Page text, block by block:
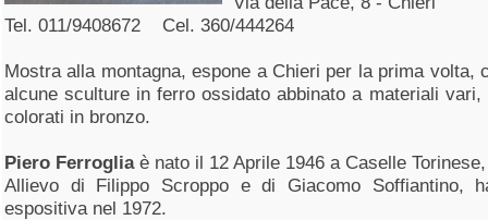
Tel. 011/9408672 Cel. 360/444264
Mostra alla montagna, espone a Chieri per la prima volta,
alcune sculture in ferro ossidato abbinato a materiali
colorati in bronzo.
Piero Ferroglia è nato il 12 Aprile 1946 a Caselle
Allievo di Filippo Scroppo e di Giacomo Soffiantino,
espositiva nel 1972.